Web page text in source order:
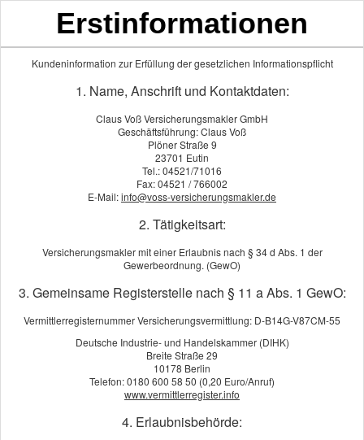
Kranken­ver­si­che­rung
Vermögensberatung
Schadenmeldung
Die richtige Vorsorge ist mehr als
Leben, Ihren Zielen und Ihrer
Als unabhängige Makler sind wir
Situation ganzheitlich und suchen
Vorsorgelösungen bieten
zeigen Ihnen welche
Unsere Analyse umfasst:
Ihre aktuelle
Bestehende Verträge und
Steuerliche
Den gesamten Markt – von
Am Ende bekommen Sie keine
Erstinformationen
Kundeninformation zur Erfüllung der gesetzlichen Informationspflicht
1. Name, Anschrift und Kontaktdaten:
Claus Voß Versicherungsmakler GmbH
Geschäftsführung: Claus Voß
Plöner Straße 9
23701 Eutin
Tel.: 04521/71016
Fax: 04521 / 766002
E-Mail:info@voss-versicherungsmakler.de
2. Tätigkeitsart:
Versicherungsmakler mit einer Erlaubnis nach § 34 d Abs. 1 der
Gewerbeordnung. (GewO)
3. Gemeinsame Registerstelle nach § 11 a Abs. 1 GewO:
Vermittlerregisternummer Versicherungsvermittlung: D-B14G-V87CM-55
Deutsche Industrie- und Handelskammer (DIHK)
Breite Straße 29
10178 Berlin
Telefon: 0180 600 58 50 (0,20 Euro/Anruf)
www.vermittlerregister.info
4. Erlaubnisbehörde: